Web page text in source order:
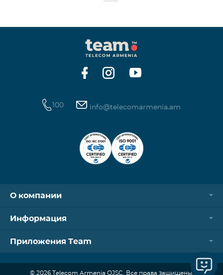
100 info@telecomarmenia.am
О компании
Информация
Приложения Team
© 2026 Telecom Armenia OJSC. Все права защищены.